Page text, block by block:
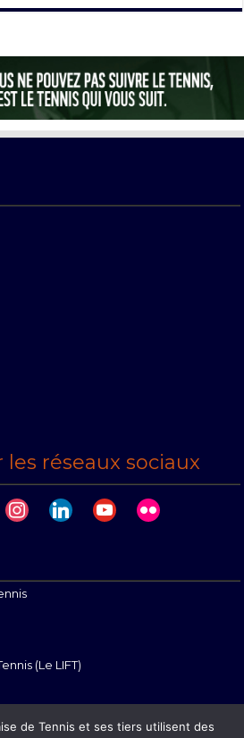
les réseaux sociaux
instagramlinkedinyoutubeflickr
(Le LIFT)
de Tennis et ses tiers utilisent des